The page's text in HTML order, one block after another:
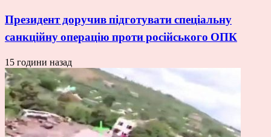
Президент доручив підготувати спеціальну
санкційну операцію проти російського ОПК
15 години назад